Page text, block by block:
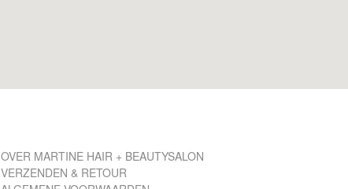
OVER MARTINE HAIR + BEAUTYSALON
VERZENDEN & RETOUR